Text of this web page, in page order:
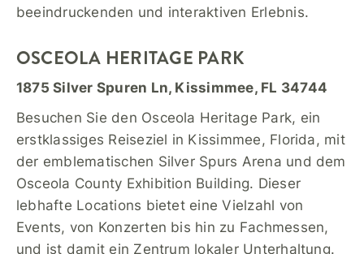
beeindruckenden und interaktiven Erlebnis.
OSCEOLA HERITAGE PARK
1875 Silver Spuren Ln, Kissimmee, FL 34744
Besuchen Sie den Osceola Heritage Park, ein
erstklassiges Reiseziel in Kissimmee, Florida, mit
der emblematischen Silver Spurs Arena und dem
Osceola County Exhibition Building. Dieser
lebhafte Locations bietet eine Vielzahl von
Events, von Konzerten bis hin zu Fachmessen,
und ist damit ein Zentrum lokaler Unterhaltung.